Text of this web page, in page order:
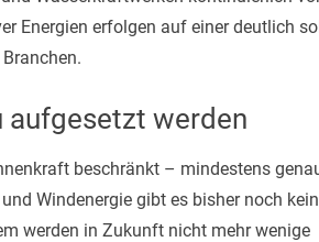
Energien erfolgen auf einer deutlich
aufgesetzt werden
beschränkt – mindestens
Windenergie gibt es bisher noch
werden in Zukunft nicht mehr wenige